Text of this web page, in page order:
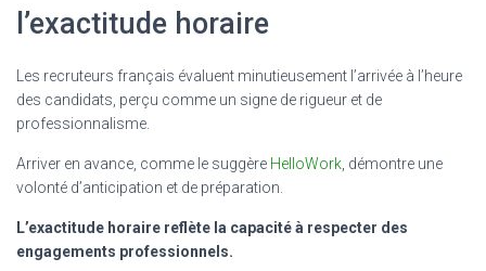
l’exactitude horaire
Les recruteurs français évaluent minutieusement l’arrivée à l’heure
des candidats, perçu comme un signe de rigueur et de
professionnalisme.
Arriver en avance, comme le suggère HelloWork , démontre une
volonté d’anticipation et de préparation.
L’exactitude horaire reflète la capacité à respecter des
engagements professionnels.